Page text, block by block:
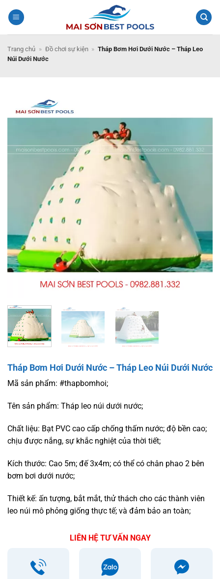
qua
Trang chủ » Đồ chơi sự kiện » Tháp Bơm Hơi Dưới Nước – Tháp Leo
Núi Dưới Nước
Tháp Bơm Hơi Dưới Nước – Tháp Leo Núi Dưới Nước
Mã sản phẩm: #thapbomhoi;
Tên sản phẩm: Tháp leo núi dưới nước;
Chất liệu: Bạt PVC cao cấp chống thấm nước; độ bền cao;
chịu được nắng, sự khắc nghiệt của thời tiết;
Kích thước: Cao 5m; đế 3x4m; có thể có chân phao 2 bên
bơm bơi dưới nước;
Thiết kế: ấn tượng, bắt mắt, thử thách cho các thành viên
leo núi mô phỏng giống thực tế; và đảm bảo an toàn;
LIÊN HỆ TƯ VẤN NGAY